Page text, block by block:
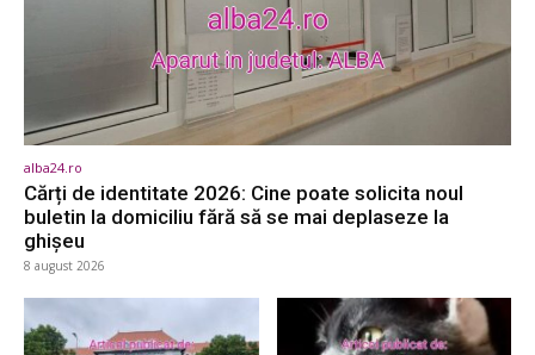
alba24.ro
Cărți de identitate 2026: Cine poate solicita noul
buletin la domiciliu fără să se mai deplaseze la
ghișeu
8 august 2026